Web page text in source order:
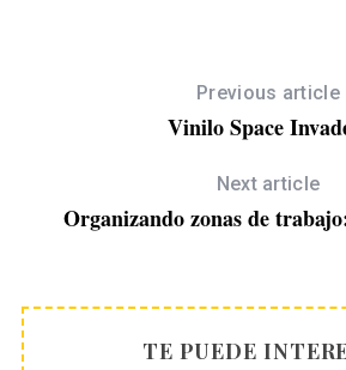
Previous article
Vinilo Space
Next article
Organizando zonas de
TE PUEDE